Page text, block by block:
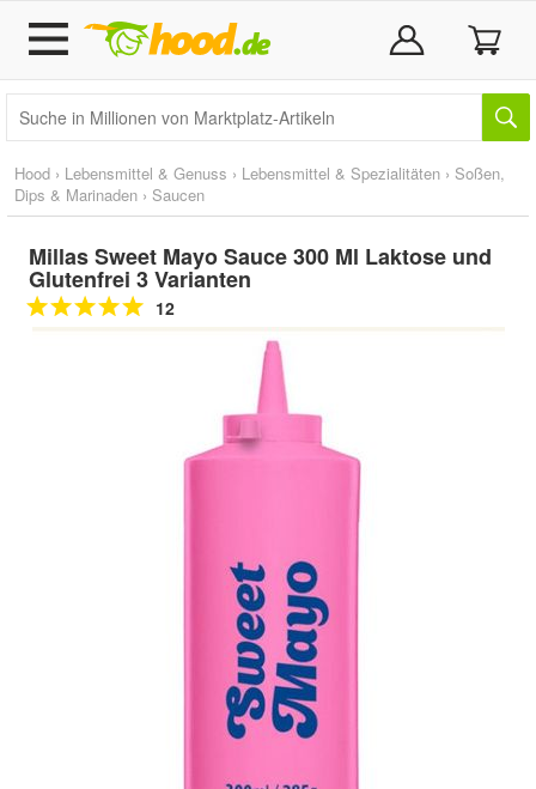
Hood › Lebensmittel & Genuss › Lebensmittel & Spezialitäten › Soßen,
Dips & Marinaden › Saucen
Millas Sweet Mayo Sauce 300 Ml Laktose und
Glutenfrei 3 Varianten
12